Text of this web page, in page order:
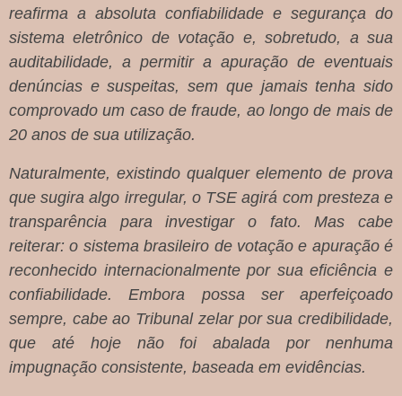
reafirma a absoluta confiabilidade e segurança do
sistema eletrônico de votação e, sobretudo, a sua
auditabilidade, a permitir a apuração de eventuais
denúncias e suspeitas, sem que jamais tenha sido
comprovado um caso de fraude, ao longo de mais de
20 anos de sua utilização.
Naturalmente, existindo qualquer elemento de prova
que sugira algo irregular, o TSE agirá com presteza e
transparência para investigar o fato. Mas cabe
reiterar: o sistema brasileiro de votação e apuração é
reconhecido internacionalmente por sua eficiência e
confiabilidade. Embora possa ser aperfeiçoado
sempre, cabe ao Tribunal zelar por sua credibilidade,
que até hoje não foi abalada por nenhuma
impugnação consistente, baseada em evidências.